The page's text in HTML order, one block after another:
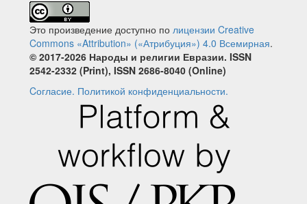
Это произведение доступно по лицензии Creative
Commons «Attribution» («Атрибуция») 4.0 Всемирная.
© 2017-2026 Народы и религии Евразии. ISSN
2542-2332 (Print), ISSN 2686-8040 (Online)
Cогласие. Политикой конфиденциальности.